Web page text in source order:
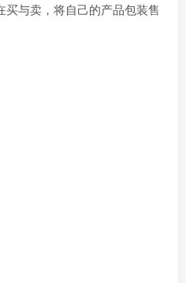
与卖，将自己的产品包装售